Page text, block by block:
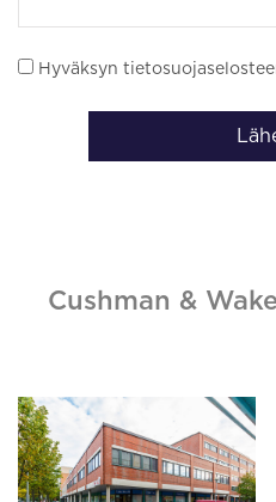
Hyväksyn
Cushman &